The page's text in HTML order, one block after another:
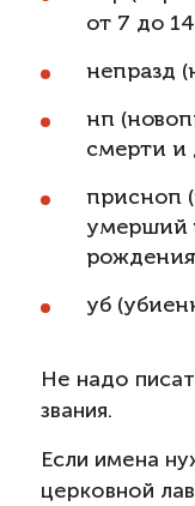
от 7 до
непразд
нп
смерти и
присноп
умерший
уб
Не надо
звания.
Если имена
церковной